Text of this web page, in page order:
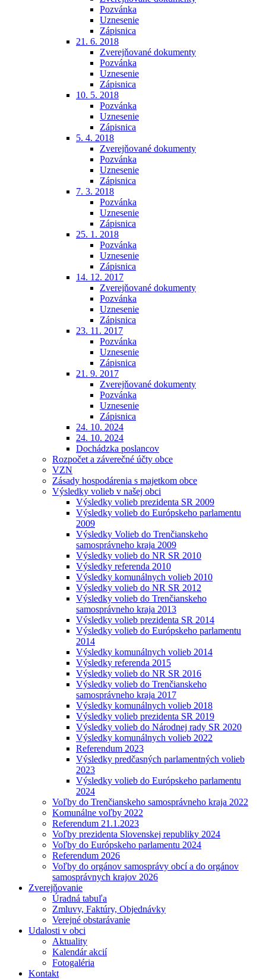
Pozvánka
Uznesenie
Zápisnica
21. 6. 2018
Zverejňované dokumenty
Pozvánka
Uznesenie
Zápisnica
10. 5. 2018
Pozvánka
Uznesenie
Zápisnica
5. 4. 2018
Zverejňované dokumenty
Pozvánka
Uznesenie
Zápisnica
7. 3. 2018
Pozvánka
Uznesenie
Zápisnica
25. 1. 2018
Pozvánka
Uznesenie
Zápisnica
14. 12. 2017
Zverejňované dokumenty
Pozvánka
Uznesenie
Zápisnica
23. 11. 2017
Pozvánka
Uznesenie
Zápisnica
21. 9. 2017
Zverejňované dokumenty
Pozvánka
Uznesenie
Zápisnica
24. 10. 2024
24. 10. 2024
Dochádzka poslancov
Rozpočet a záverečné účty obce
VZN
Zásady hospodárenia s majetkom obce
Výsledky volieb v našej obci
Výsledky volieb prezidenta SR 2009
Výsledky volieb do Európskeho parlamentu
2009
Výsledky Volieb do Trenčianskeho
samosprávneho kraja 2009
Výsledky volieb do NR SR 2010
Výsledky referenda 2010
Výsledky komunálnych volieb 2010
Výsledky volieb do NR SR 2012
Výsledky volieb do Trenčianskeho
samosprávneho kraja 2013
Výsledky volieb prezidenta SR 2014
Výsledky volieb do Európskeho parlamentu
2014
Výsledky komunálnych volieb 2014
Výsledky referenda 2015
Výsledky volieb do NR SR 2016
Výsledky volieb do Trenčianskeho
samosprávneho kraja 2017
Výsledky komunálnych volieb 2018
Výsledky volieb prezidenta SR 2019
Výsledky volieb do Národnej rady SR 2020
Výsledky komunálnych volieb 2022
Referendum 2023
Výsledky predčasných parlamentných volieb
2023
Výsledky volieb do Európskeho parlamentu
2024
Voľby do Trenčianskeho samosprávneho kraja 2022
Komunálne voľby 2022
Referendum 21.1.2023
Voľby prezidenta Slovenskej republiky 2024
Voľby do Európskeho parlamentu 2024
Referendum 2026
Voľby do orgánov samosprávy obcí a do orgánov
samosprávnych krajov 2026
Zverejňovanie
Úradná tabuľa
Zmluvy, Faktúry, Objednávky
Verejné obstarávanie
Udalosti v obci
Aktuality
Kalendár akcií
Fotogaléria
Kontakt